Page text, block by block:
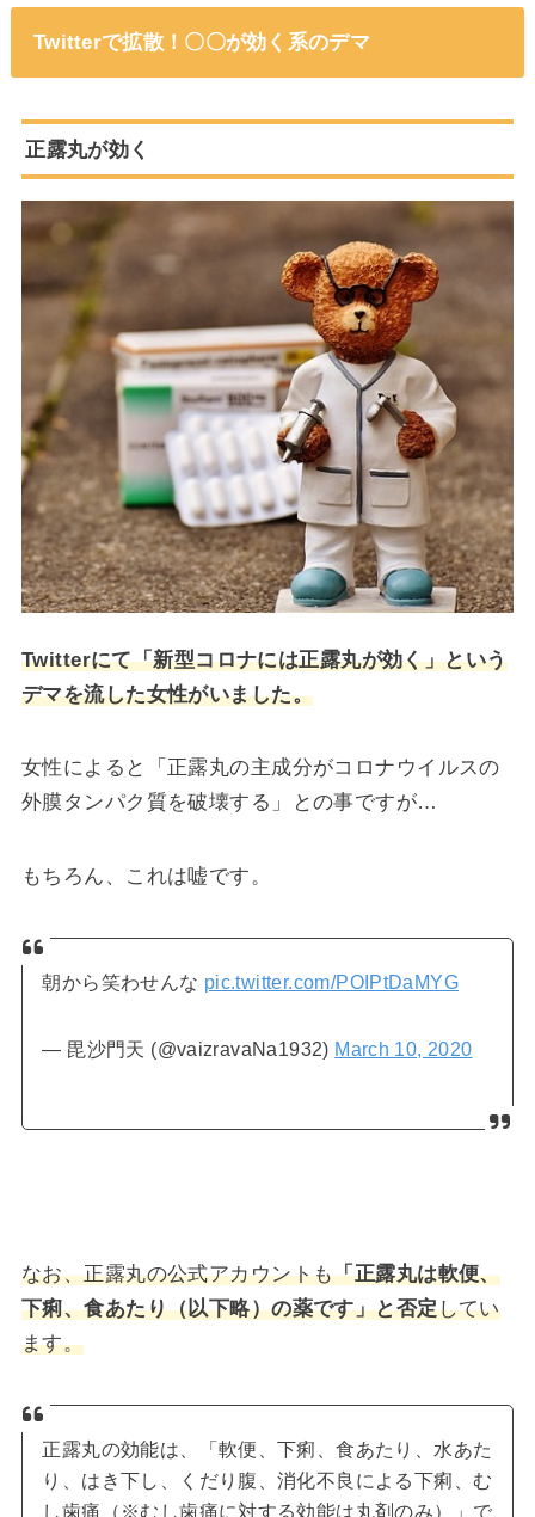
Twitterで拡散！〇〇が効く系のデマ
正露丸が効く
Twitterにて「新型コロナには正露丸が効く」という
デマを流した女性がいました。
女性によると「正露丸の主成分がコロナウイルスの
外膜タンパク質を破壊する」との事ですが…
もちろん、これは嘘です。
朝から笑わせんな pic.twitter.com/POIPtDaMYG
— 毘沙門天 (@vaizravaNa1932) March 10, 2020
なお、正露丸の公式アカウントも「正露丸は軟便、
下痢、食あたり（以下略）の薬です」と否定してい
ます。
正露丸の効能は、「軟便、下痢、食あたり、水あた
り、はき下し、くだり腹、消化不良による下痢、む
し歯痛（※むし歯痛に対する効能は丸剤のみ）」で